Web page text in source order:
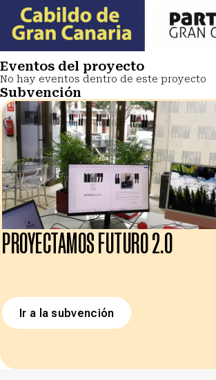
Eventos del proyecto
No hay eventos dentro de este proyecto
Subvención
PROYECTAMOS FUTURO 2.0
Ir a la subvención